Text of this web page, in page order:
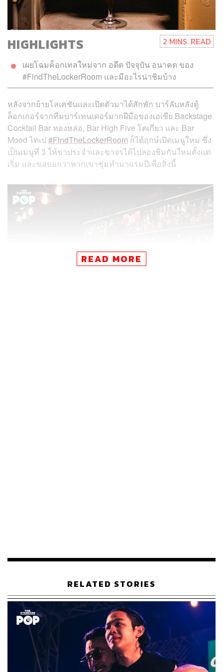
HIGHLIGHTS 2 MINS. READ
เผยโฉมค็อกเทลใหม่จาก อดีต ปัจจุบัน อนาคต ของ
#FindTheLockerRoom และมีอะไรน่าชิมบ้าง
หลังจากย้ายโลเคชันและเปิดตัวมาได้สักพัก บาร์ลับหลังตู้
ล็อกเกอร์จากทีมบาร์เทนเดอร์มากฝีมือของเอเชีย Backstage
Cocktail Bar ทองหล่อ, Bar High Five โตเกียว และ Bar
Mood ไทเป #FindTheLockerRoom ก็ได้ฤกษ์เปิดเมนูใหม่ ซึ่ง
เป็นเมนูที่ 3 ให้ขาประจำและขาจรได้ไปลองชิมกันใหม่ตั้งแต่
เริ่ม และขอบอกว่าพวกเขาซุ่มทำมาแรมปีเพื่อสิ่งนี้
Bloodless Sand และ Valentino Highball
เมนูใหม่นี้จำแนกเหล้าเป็น 6 ประเภทด้วยกัน ได้แก่ รัม เบอร์
เบิน จิน เตกีลา สกอตช์ และคอนยัก อาทิ Blood & Sand
ค็อกเทลเบสสกอตช์วิสกี้ เมื่อมาอยู่กับปัจจุบัน กลายเป็น
Bloodless Sand (450 บาท) เบสด้วยซิงเกิลมอลต์ ผสมน้ำส้ม
ใสที่ผ่านกระบวนการกรองสีให้ใส ก่อนที่จะตัดรสหวานให้ไม่
สุดโต่งเกินไปด้วยเวอร์มุธ เสริมความหอมฟุ้งด้วยเหล้าเชอร์รี
และมีเจลลี่ส้มชิ้นเล็กให้เคี้ยวเพิ่มอรรถรส
READ MORE
RELATED STORIES